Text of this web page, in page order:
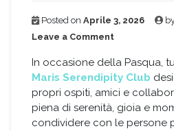
Posted on Aprile 3, 2026
Leave a Comment
Pasqua
da
Stella
Maris
Serendipity
Club
In occasione della Pasqua,
Maris Serendipity Club
propri ospiti, amici e
piena di serenità, gioia e
condividere con le persone